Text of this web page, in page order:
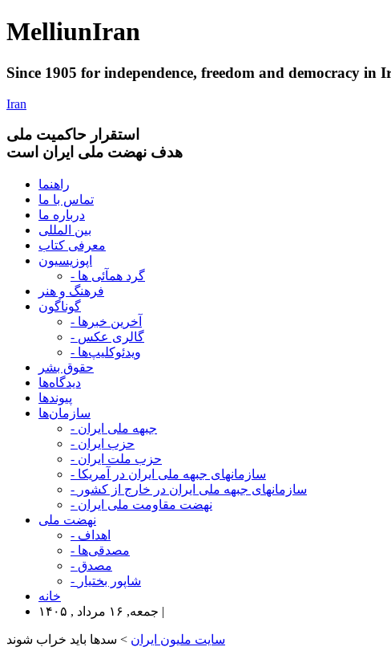
MelliunIran
Since 1905 for independence, freedom and democracy in
Iran
استقرار حاکميت ملی
هدف نهضت ملی ایران است
راهنما
تماس با ما
درباره ما
بین المللی
معرفی کتاب
اپوزیسیون
- گرد همآئی ها
فرهنگ و هنر
گوناگون
- آخرین خبرها
- گالری عکس
- ویدئوکلیپ‌ها
حقوق بشر
دیدگاه‌ها
پیوندها
سازمان‌ها
- جبهه ملی ایران
- حزب ایران
- حزب ملت ایران
- سازمانهای جبهه ملی ایران در آمریکا
- سازمانهای جبهه ملی ایران در خارج از کشور
- نهضت مقاومت ملی ایران
نهضت ملی
- اهداف
- مصدقی‌ها
- مصدق
- شاپور بختیار
خانه
جمعه, ۱۶ مرداد , ۱۴۰۵ |
سایت ملیون ایران > سدها باید خراب شوند